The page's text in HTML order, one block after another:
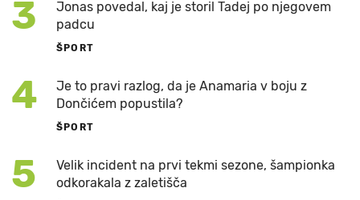
3
Jonas povedal, kaj je storil Tadej po njegovem
padcu
ŠPORT
4
Je to pravi razlog, da je Anamaria v boju z
Dončićem popustila?
ŠPORT
5
Velik incident na prvi tekmi sezone, šampionka
odkorakala z zaletišča